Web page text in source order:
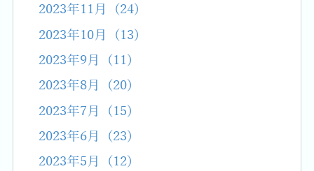
2023年11月 (24)
2023年10月 (13)
2023年9月 (11)
2023年8月 (20)
2023年7月 (15)
2023年6月 (23)
2023年5月 (12)